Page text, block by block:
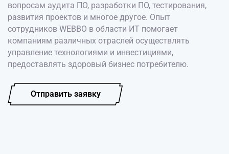
вопросам аудита ПО, разработки ПО, тестирования,
развития проектов и многое другое. Опыт
сотрудников WEBBO в области ИТ помогает
компаниям различных отраслей осуществлять
управление технологиями и инвестициями,
предоставлять здоровый бизнес потребителю.
Отправить заявку